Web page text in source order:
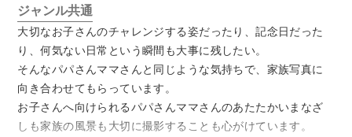
ジャンル共通
大切なお子さんのチャレンジする姿だったり、記念日だった
り、何気ない日常という瞬間も大事に残したい。
そんなパパさんママさんと同じような気持ちで、家族写真に
向き合わせてもらっています。
お子さんへ向けられるパパさんママさんのあたたかいまなざ
しも家族の風景も大切に撮影することも心がけています。